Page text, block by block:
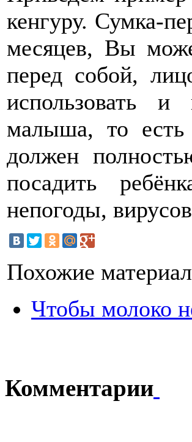
кенгуру. Сумка-
месяцев, Вы
перед собой,
использовать и
малыша, то есть
должен
посадить
непогоды,
Похожие
Чтобы молоко
Комментарии